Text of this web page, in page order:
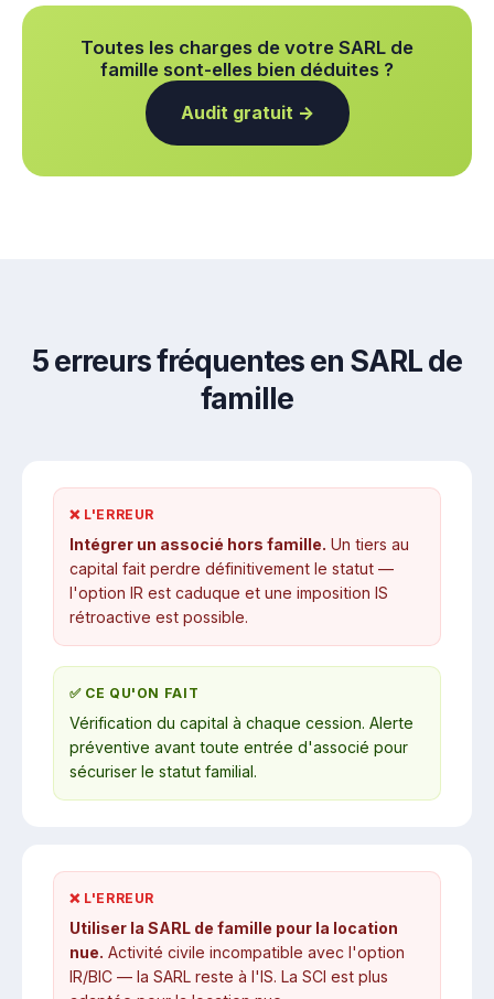
Toutes les charges de votre SARL de
famille sont-elles bien déduites ?
Audit gratuit →
5 erreurs fréquentes en SARL de
famille
❌ L'ERREUR
Intégrer un associé hors famille. Un tiers au
capital fait perdre définitivement le statut —
l'option IR est caduque et une imposition IS
rétroactive est possible.
✅ CE QU'ON FAIT
Vérification du capital à chaque cession. Alerte
préventive avant toute entrée d'associé pour
sécuriser le statut familial.
❌ L'ERREUR
Utiliser la SARL de famille pour la location
nue. Activité civile incompatible avec l'option
IR/BIC — la SARL reste à l'IS. La SCI est plus